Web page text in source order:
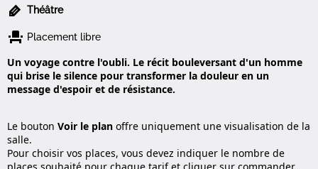
Théâtre
Placement libre
Un voyage contre l'oubli. Le récit bouleversant d'un homme
qui brise le silence pour transformer la douleur en un
message d'espoir et de résistance.
Le bouton Voir le planoffre uniquement une visualisation de la
salle.
Pour choisir vos places, vous devez indiquer le nombre de